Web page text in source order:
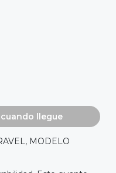
llegue
MODELO